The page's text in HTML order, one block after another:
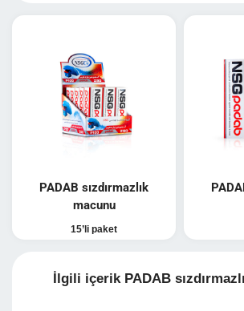
PADAB sızdırmazlık
macunu
15’li paket
İlgili içerik PADAB